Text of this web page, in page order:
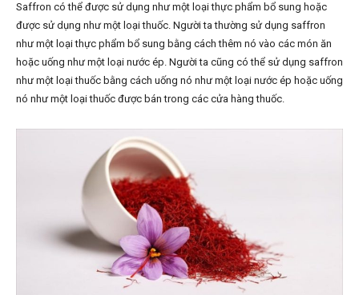
Saffron có thể được sử dụng như một loại thực phẩm bổ sung hoặc
được sử dụng như một loại thuốc. Người ta thường sử dụng saffron
như một loại thực phẩm bổ sung bằng cách thêm nó vào các món ăn
hoặc uống như một loại nước ép. Người ta cũng có thể sử dụng saffron
như một loại thuốc bằng cách uống nó như một loại nước ép hoặc uống
nó như một loại thuốc được bán trong các cửa hàng thuốc.